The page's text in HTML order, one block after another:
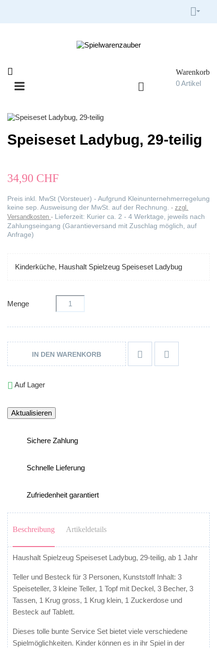

Warenkorb
0Artikel


Navigation
Speiseset Ladybug, 29-teilig
34,90 CHF
Preis inkl. MwSt (Vorsteuer) - Aufgrund Kleinunternehmerregelung
keine sep. Ausweisung der MwSt. auf der Rechnung.
zzgl.
Versandkosten
Lieferzeit: Kurier ca. 2 - 4 Werktage, jeweils nach
Zahlungseingang (Garantieversand mit Zuschlag möglich, auf
Anfrage)
Kinderküche, Haushalt Spielzeug Speiseset Ladybug
Menge
IN DEN WARENKORB  
 Auf Lager
Sichere Zahlung
Schnelle Lieferung
Zufriedenheit garantiert
Beschreibung Artikeldetails
Haushalt Spielzeug Speiseset Ladybug, 29-teilig, ab 1 Jahr
Teller und Besteck für 3 Personen, Kunststoff Inhalt: 3
Speiseteller, 3 kleine Teller, 1 Topf mit Deckel, 3 Becher, 3
Tassen, 1 Krug gross, 1 Krug klein, 1 Zuckerdose und
Besteck auf Tablett.
Dieses tolle bunte Service Set bietet viele verschiedene
Spielmöglichkeiten. Kinder können es in ihr Spiel in der